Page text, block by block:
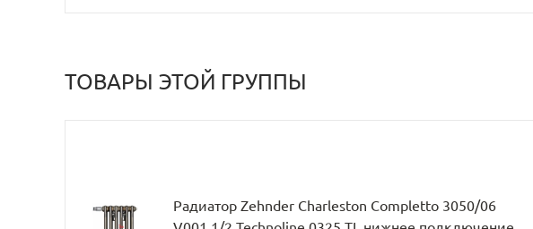
ТОВАРЫ ЭТОЙ ГРУППЫ
Радиатор Zehnder Charleston Completto 3050/06